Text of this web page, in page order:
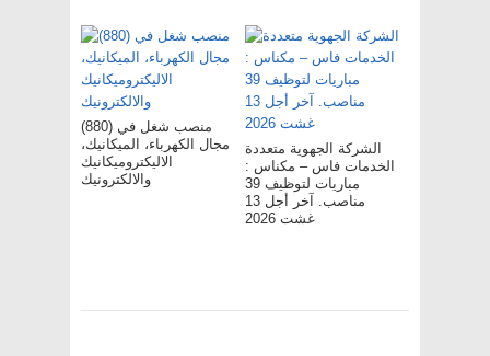
(880) منصب شغل في
مجال الكهرباء، الميكانيك،
الاليكتروميكانيك
والالكترونيك
الشركة الجهوية متعددة
الخدمات فاس – مکناس :
مباريات لتوظيف 39
مناصب. آخر أجل 13
غشت 2026